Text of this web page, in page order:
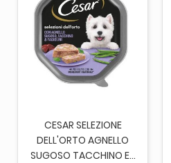
CESAR SELEZIONE
DELL'ORTO AGNELLO
SUGOSO TACCHINO E...